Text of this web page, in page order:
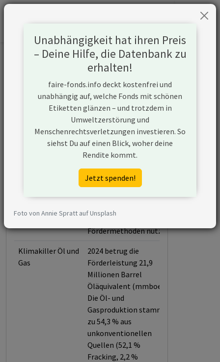
Informationen zum Unternehmen
Schlumberger Ltd (SLB)
https://www.slb.com
Konflikte
Schlumberger Ltd (SLB)
ist ein Unternehmen
aus den USA, das in der
Öl- und Gasförderung
unkonventionelle
Fördermethoden nutzt.
Klimakiller Öl und
Gas
2024 betrug die
Förderleistung 21,9
Millionen Barrel
Öläquivalent (mmboe).
Die Öl- und
Gasproduktion stammt
zu 54,3 % aus
unkonventionellen
Quellen (52,1 %
Fracking, 2,2 %
Unabhängigkeit hat ihren Preis
– Deine Hilfe, die Datenbank zu
erhalten!
faire-fonds.info deckt kostenfrei und
unabhängig auf, welche Fonds mit schönen
Etiketten glänzen – und trotzdem in
Umweltzerstörung und
Menschenrechtsverletzungen investieren. So
siehst Du auf einen Blick, woher deine
Rendite kommt.
Jetzt spenden!
Foto von Annie Spratt auf Unsplash